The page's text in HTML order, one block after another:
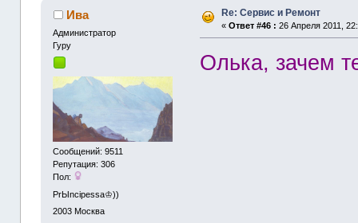
Ива
Администрaтор
Гуру
Сообщений: 9511
Репутация: 306
Пол:
PrЫncipessa♔))
2003 Москва
Re: Сервис и Ремонт
«Ответ #46 : 26 Апреля 2011,
Олька, зачем